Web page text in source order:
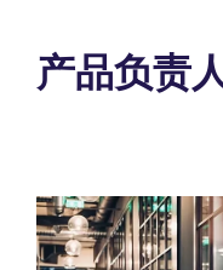
产品负责